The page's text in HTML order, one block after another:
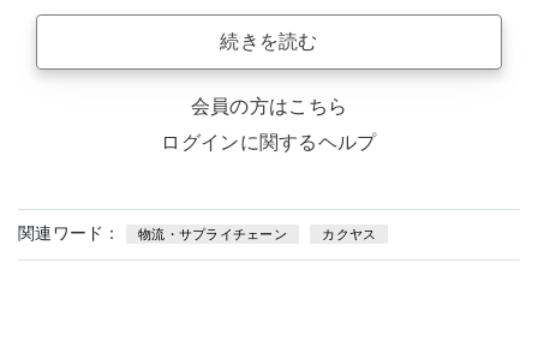
続きを読む
会員の方はこちら
ログインに関するヘルプ
関連ワード： 物流・サプライチェーン カクヤス